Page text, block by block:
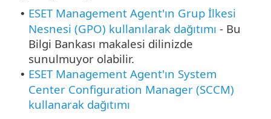
• ESET Management Agent'ın Grup İlkesi
Nesnesi (GPO) kullanılarak dağıtımı - Bu
Bilgi Bankası makalesi dilinizde
sunulmuyor olabilir.
• ESET Management Agent'ın System
Center Configuration Manager (SCCM)
kullanarak dağıtımı